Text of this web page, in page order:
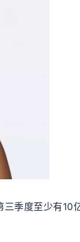
季度至少有10